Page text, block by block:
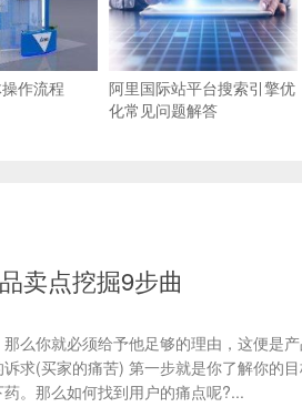
作流程
阿里国际站平台搜索引擎优
化常见问题解答
卖点挖掘9步曲
么你就必须给予他足够的理由，这便是
求(买家的痛苦) 第一步就是你了解你的
。那么如何找到用户的痛点呢?...